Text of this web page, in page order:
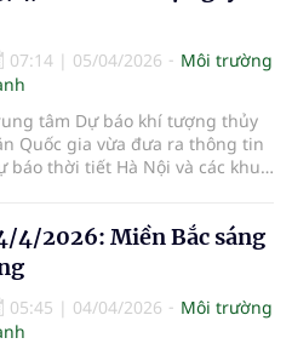
07:14 | 05/04/2026
Môi trường
tâm Dự báo khí tượng thủy
Quốc gia vừa đưa ra thông tin
báo thời tiết Hà Nội và các khu
4/2026: Miền Bắc sáng
05:45 | 04/04/2026
Môi trường